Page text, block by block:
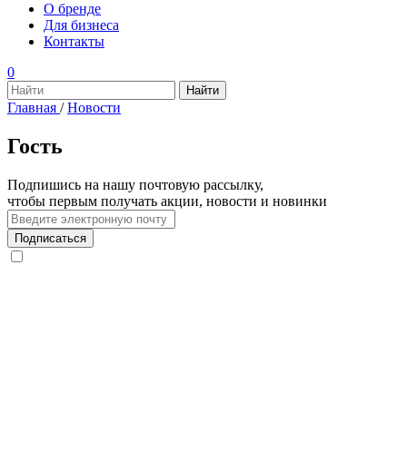
О бренде
Для бизнеса
Контакты
0
Главная / Новости
Гость
Подпишись на нашу почтовую рассылку,
чтобы первым получать акции, новости и новинки
Подписаться